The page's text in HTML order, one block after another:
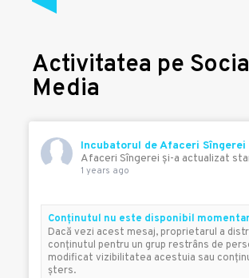
Activitatea pe
Media
Incubatorul de Afaceri Sîngerei
Afaceri Sîngerei şi-a actualizat
1 years ago
Conţinutul nu este disponibil
Dacă vezi acest mesaj, proprietarul a
conţinutul pentru un grup restrâns de
modificat vizibilitatea acestuia sau
şters.